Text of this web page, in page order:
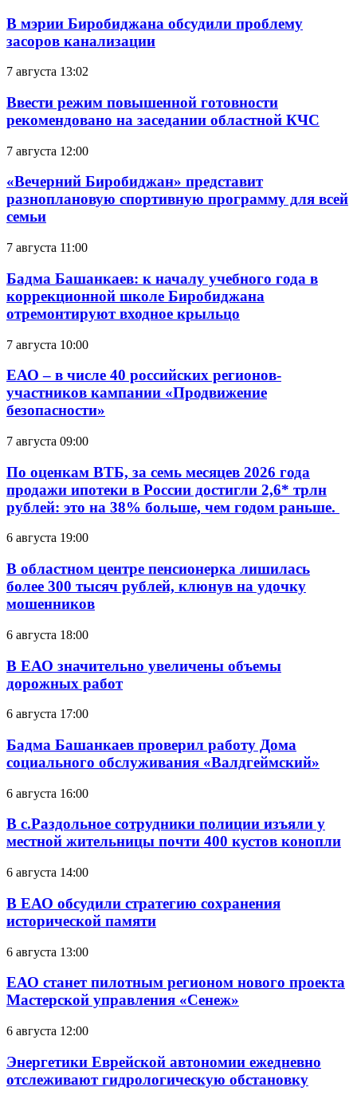
В мэрии Биробиджана обсудили проблему
засоров канализации
7 августа 13:02
Ввести режим повышенной готовности
рекомендовано на заседании областной КЧС
7 августа 12:00
«Вечерний Биробиджан» представит
разноплановую спортивную программу для всей
семьи
7 августа 11:00
Бадма Башанкаев: к началу учебного года в
коррекционной школе Биробиджана
отремонтируют входное крыльцо
7 августа 10:00
ЕАО – в числе 40 российских регионов-
участников кампании «Продвижение
безопасности»
7 августа 09:00
По оценкам ВТБ, за семь месяцев 2026 года
продажи ипотеки в России достигли 2,6* трлн
рублей: это на 38% больше, чем годом раньше.
6 августа 19:00
В областном центре пенсионерка лишилась
более 300 тысяч рублей, клюнув на удочку
мошенников
6 августа 18:00
В ЕАО значительно увеличены объемы
дорожных работ
6 августа 17:00
Бадма Башанкаев проверил работу Дома
социального обслуживания «Валдгеймский»
6 августа 16:00
В с.Раздольное сотрудники полиции изъяли у
местной жительницы почти 400 кустов конопли
6 августа 14:00
В ЕАО обсудили стратегию сохранения
исторической памяти
6 августа 13:00
ЕАО станет пилотным регионом нового проекта
Мастерской управления «Сенеж»
6 августа 12:00
Энергетики Еврейской автономии ежедневно
отслеживают гидрологическую обстановку